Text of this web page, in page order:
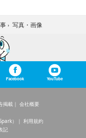
› 写真・画像
Facebook YouTube
掲載
会社概要
）
利用規約
記